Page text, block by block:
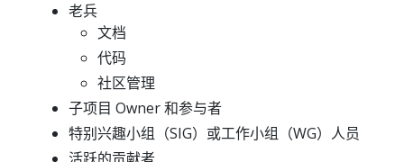
老兵
文档
代码
社区管理
子项目 Owner 和参与者
特别兴趣小组（SIG）或工作小组（WG）人员